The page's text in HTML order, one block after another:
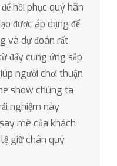
hồi phục quý hãn
được áp dụng để
và dự đoán rất
đấy cung ứng sắp
người chơi thuận
show chúng ta
nghiệm này
mê của khách
giữ chân quý